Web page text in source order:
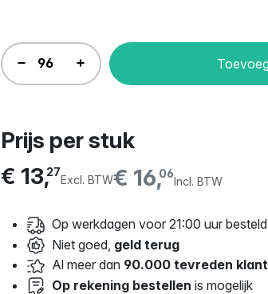
Prijs per stuk
€ 16,06
Incl. BTW
€ 13,27
Excl. BTW
Op werkdagen voor 21:00 uur besteld,
Niet goed, geld terug
Al meer dan 90.000 tevreden
Op rekening bestellen is mogelijk